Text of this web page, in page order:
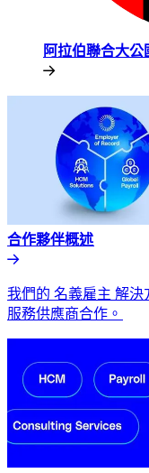
阿拉伯聯合大公
合作夥伴概述​​
我們的 名義雇主 解
服務供應商合作。​​